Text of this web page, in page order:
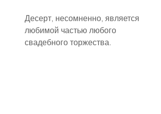
Десерт, несомненно, является
любимой частью любого
свадебного торжества.